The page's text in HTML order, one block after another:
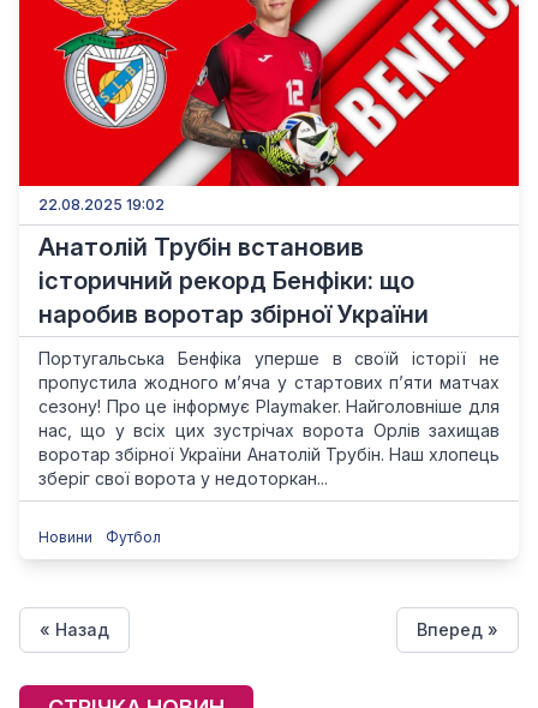
22.08.2025 19:02
Анатолій Трубін встановив
історичний рекорд Бенфіки: що
наробив воротар збірної України
Португальська Бенфіка уперше в своїй історії не
пропустила жодного м’яча у стартових п’яти матчах
сезону! Про це інформує Playmaker. Найголовніше для
нас, що у всіх цих зустрічах ворота Орлів захищав
воротар збірної України Анатолій Трубін. Наш хлопець
зберіг свої ворота у недоторкан...
Новини Футбол
« Назад Вперед »